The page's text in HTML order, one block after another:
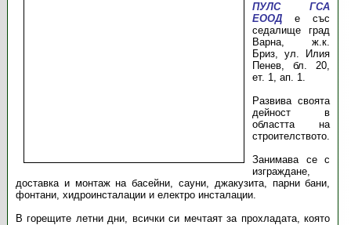
ПУЛС ГСА
ЕООДе със
седалище град
Варна, ж.к.
Бриз, ул. Илия
Пенев, бл. 20,
ет. 1, ап. 1.
Развива своята
дейност в
областта на
строителството.
Занимава се с
изграждане,
доставка и монтаж на басейни, сауни, джакузита, парни бани,
фонтани, хидроинсталации и електро инсталации.
В горещите летни дни, всички си мечтаят за прохладата, която